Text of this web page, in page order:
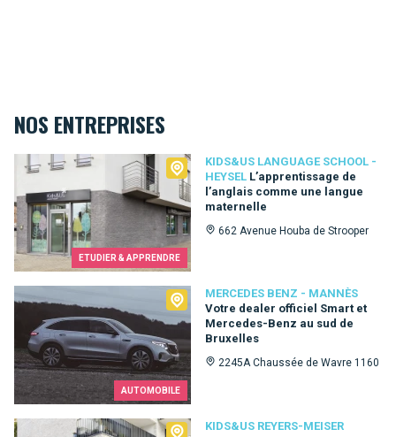
NOS ENTREPRISES
ETUDIER & APPRENDRE
KIDS&US LANGUAGE SCHOOL -
HEYSEL L’apprentissage de
l’anglais comme une langue
maternelle
662 Avenue Houba de Strooper
Kids&Us language school - Heysel
AUTOMOBILE
MERCEDES BENZ - MANNÈS
Votre dealer officiel Smart et
Mercedes-Benz au sud de
Bruxelles
2245A Chaussée de Wavre 1160
Mercedes Benz - Mannès
KIDS&US REYERS-MEISER
Kids&Us Reyers-Meiser